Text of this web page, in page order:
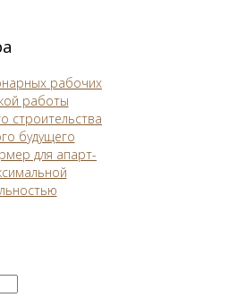
рабочих
работы
строительства
будущего
для апарт-